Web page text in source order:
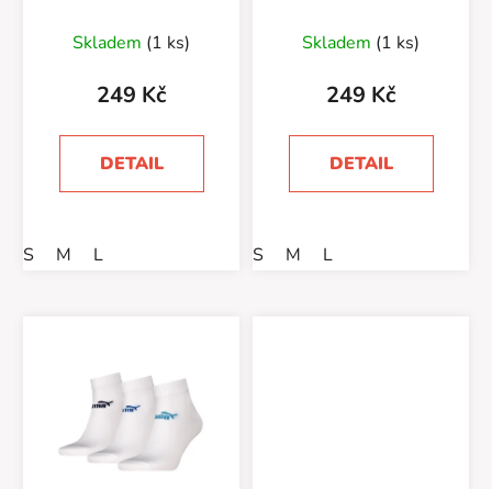
Skladem (1 ks)
249 Kč
DETAIL
S M L
Skladem (1 ks)
249 Kč
DETAIL
S M L